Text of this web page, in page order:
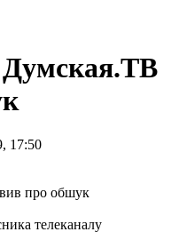
17:50
телеканалу